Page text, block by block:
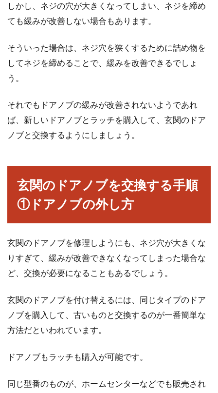
しかし、ネジの穴が大きくなってしまい、ネジを締め
ても緩みが改善しない場合もあります。
そういった場合は、ネジ穴を狭くするために詰め物を
してネジを締めることで、緩みを改善できるでしょ
う。
それでもドアノブの緩みが改善されないようであれ
ば、新しいドアノブとラッチを購入して、玄関のドア
ノブと交換するようにしましょう。
玄関のドアノブを交換する手順
①ドアノブの外し方
玄関のドアノブを修理しようにも、ネジ穴が大きくな
りすぎて、緩みが改善できなくなってしまった場合な
ど、交換が必要になることもあるでしょう。
玄関のドアノブを付け替えるには、同じタイプのドア
ノブを購入して、古いものと交換するのが一番簡単な
方法だといわれています。
ドアノブもラッチも購入が可能です。
同じ型番のものが、ホームセンターなどでも販売され